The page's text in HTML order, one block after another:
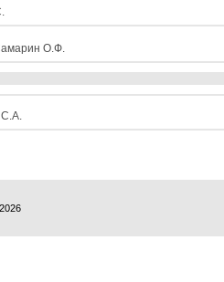
О.Ф.
С.А.